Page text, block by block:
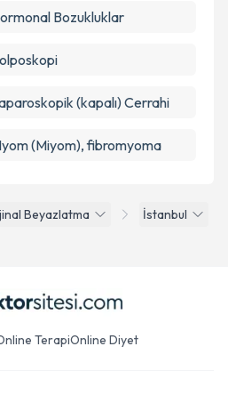
Beyazlatma
İstanbul
Bozukluklar
(kapalı) Cerrahi
(Miyom), fibromyoma
TerapiOnline Diyet